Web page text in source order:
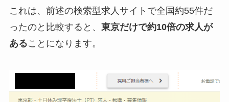
これは、前述の検索型求人サイトで全国約55件だ
ったのと比較すると、 東京だけで約10倍の求人が
あることになります。